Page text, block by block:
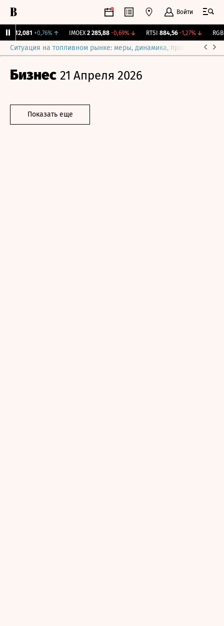
Войти
12,081 +0,76%↑ IMOEX 2 285,88 -0,69%↓ RTSI 884,56 -1,27%↓ RGBI
Ситуация на топливном рынке: меры, динамика, прогнозы
Бизнес 21 Апреля 2026
Показать еще